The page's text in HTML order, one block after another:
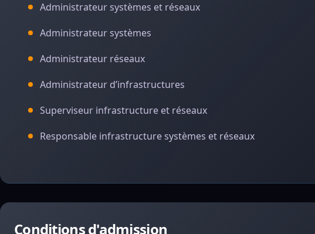
Administrateur systèmes et réseaux
Administrateur systèmes
Administrateur réseaux
Administrateur d’infrastructures
Superviseur infrastructure et réseaux
Responsable infrastructure systèmes et réseaux
Conditions d'admission